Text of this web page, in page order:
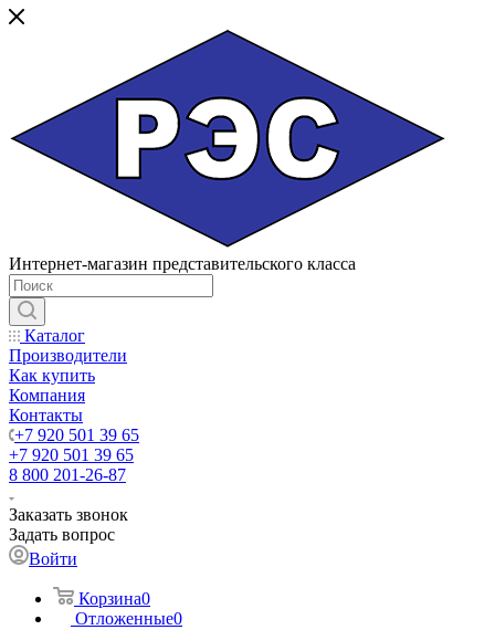
Интернет-магазин представительского класса
Каталог
Производители
Как купить
Компания
Контакты
+7 920 501 39 65
+7 920 501 39 65
8 800 201-26-87
Заказать звонок
Задать вопрос
Войти
Корзина0
Отложенные0